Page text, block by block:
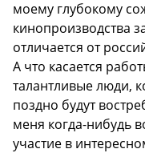
моему глубокому
кинопроизводства
отличается от
А что касается
талантливые люди,
поздно будут
меня когда-нибудь
участие в